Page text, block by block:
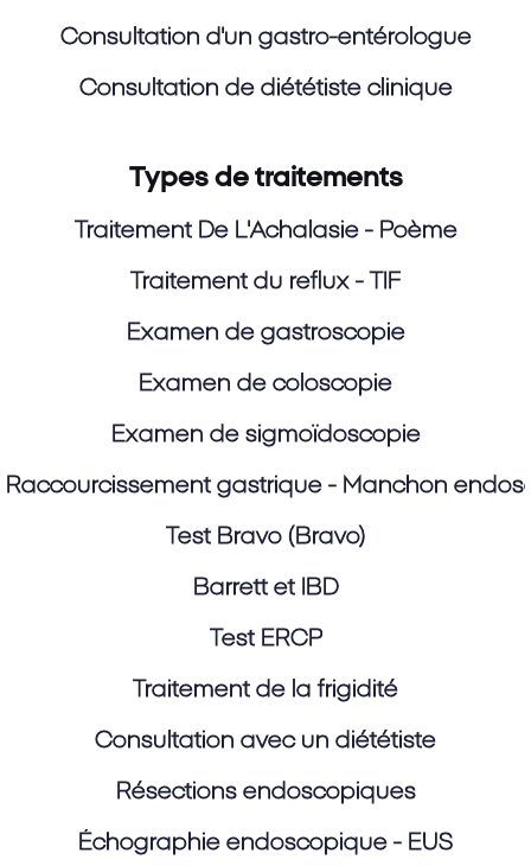
Consultation d'un gastro-entérologue
Consultation de diététiste clinique
Types de traitements
Traitement De L'Achalasie - Poème
Traitement du reflux - TIF
Examen de gastroscopie
Examen de coloscopie
Examen de sigmoïdoscopie
Raccourcissement gastrique - Manchon
Test Bravo (Bravo)
Barrett et IBD
Test ERCP
Traitement de la frigidité
Consultation avec un diététiste
Résections endoscopiques
Échographie endoscopique - EUS